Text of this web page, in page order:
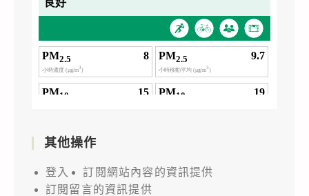
其他操作
登入
訂閱網站內容的資訊提供
訂閱留言的資訊提供